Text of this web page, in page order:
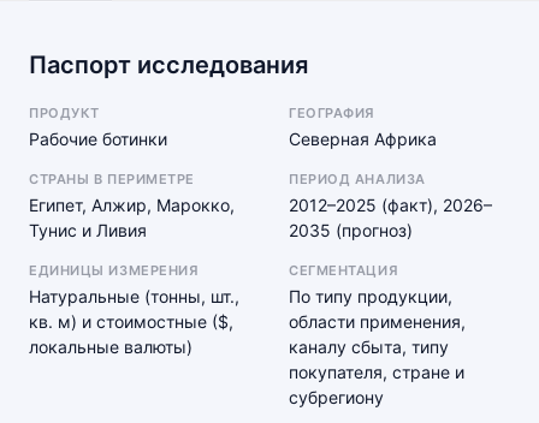
Паспорт исследования
ПРОДУКТ
Рабочие ботинки
ГЕОГРАФИЯ
Северная Африка
СТРАНЫ В ПЕРИМЕТРЕ
Египет, Алжир, Марокко,
Тунис и Ливия
ПЕРИОД АНАЛИЗА
2012–2025 (факт), 2026–
2035 (прогноз)
ЕДИНИЦЫ ИЗМЕРЕНИЯ
Натуральные (тонны, шт.,
кв. м) и стоимостные ($,
локальные валюты)
СЕГМЕНТАЦИЯ
По типу продукции,
области применения,
каналу сбыта, типу
покупателя, стране и
субрегиону